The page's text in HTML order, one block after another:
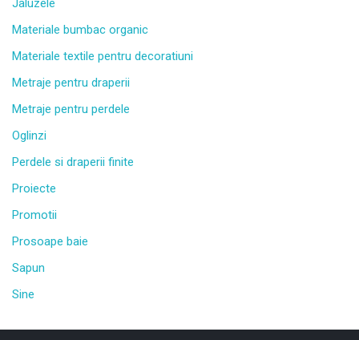
Jaluzele
Materiale bumbac organic
Materiale textile pentru decoratiuni
Metraje pentru draperii
Metraje pentru perdele
Oglinzi
Perdele si draperii finite
Proiecte
Promotii
Prosoape baie
Sapun
Sine